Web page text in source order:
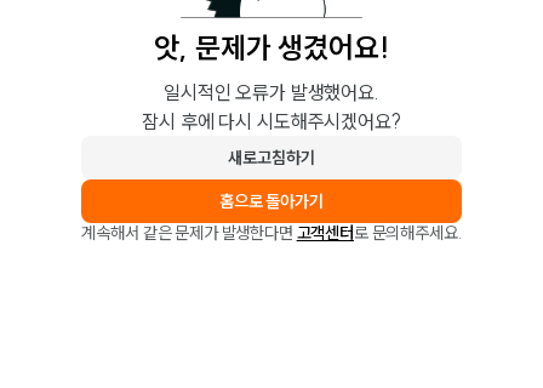
앗, 문제가 생겼어요!
일시적인 오류가 발생했어요.
잠시 후에 다시 시도해주시겠어요?
새로고침하기
홈으로 돌아가기
계속해서 같은 문제가 발생한다면 고객센터로 문의해주세요.